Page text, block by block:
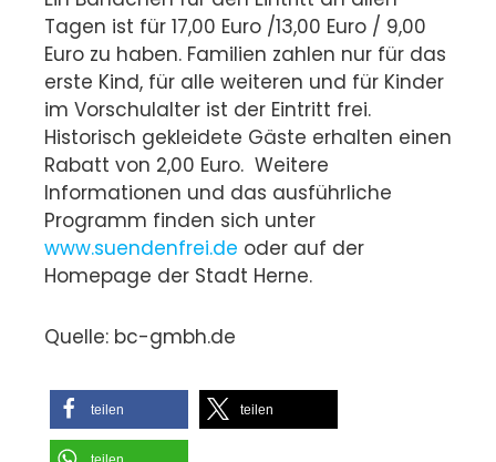
Tagen ist für 17,00 Euro /13,00 Euro / 9,00
Euro zu haben. Familien zahlen nur für das
erste Kind, für alle weiteren und für Kinder
im Vorschulalter ist der Eintritt frei.
Historisch gekleidete Gäste erhalten einen
Rabatt von 2,00 Euro. Weitere
Informationen und das ausführliche
Programm finden sich unter
www.suendenfrei.de oder auf der
Homepage der Stadt Herne.
Quelle: bc-gmbh.de
teilen teilen